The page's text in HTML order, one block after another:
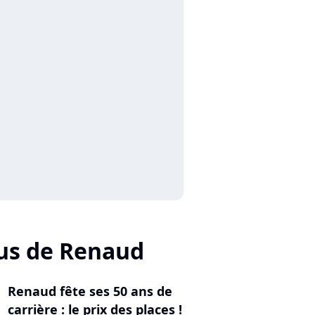
de Renaud
Renaud fête ses 50 ans de
carrière : le prix des places !